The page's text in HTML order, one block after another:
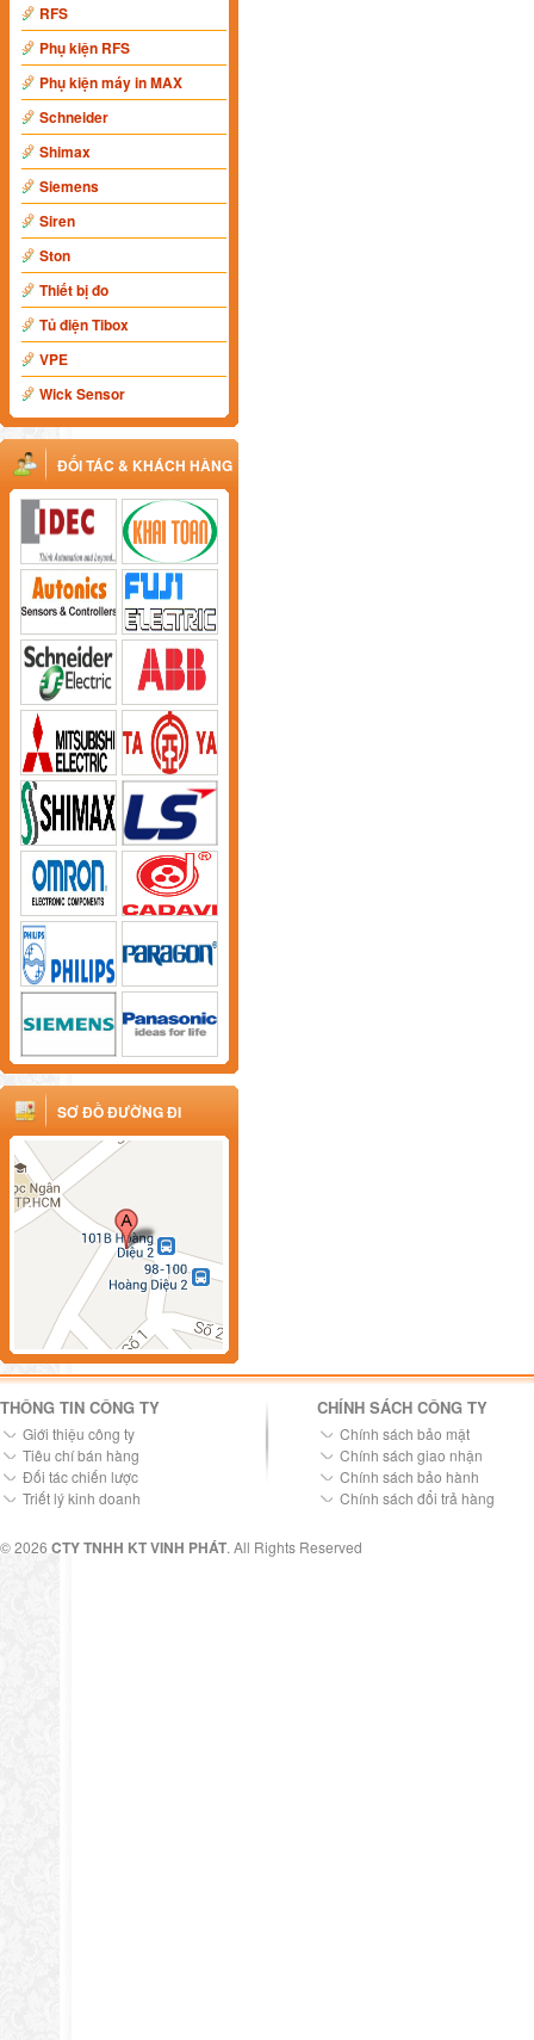
RFS
Phụ kiện RFS
Phụ kiện máy in MAX
Schneider
Shimax
Siemens
Siren
Ston
Thiết bị đo
Tủ điện Tibox
VPE
Wick Sensor
ĐỐI TÁC & KHÁCH HÀNG
SƠ ĐỒ ĐƯỜNG ĐI
THÔNG TIN CÔNG TY
Giới thiệu công ty
Tiêu chí bán hàng
Đối tác chiến lược
Triết lý kinh doanh
CHÍNH SÁCH CÔNG TY
Chính sách bảo mật
Chính sách giao nhận
Chính sách bảo hành
Chính sách đổi trả hàng
© 2026 CTY TNHH KT VINH PHÁT. All Rights Reserved